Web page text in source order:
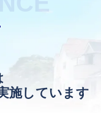
施しています